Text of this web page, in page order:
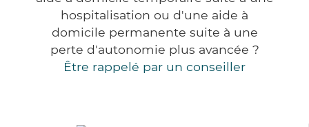
hospitalisation ou d'une aide à
domicile permanente suite à une
perte d'autonomie plus avancée ?
Être rappelé par un conseiller